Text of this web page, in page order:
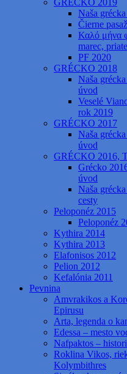
GRÉCKO 2019
Naša
Čierne
Καλό μήνα
marec,
PF 2020
GRÉCKO 2018
Naša
úvod
Veselé
rok 2019
GRÉCKO 2017
Naša
úvod
GRÉCKO 2016,
Grécko
úvod
Naša
cesty
Peloponéz 2015
Peloponéz
Kythira 2014
Kythira 2013
Elafonisos 2012
Pelion 2012
Kefalónia 2011
Pevnina
Amvrakikos a
Epirusu
Arta, legenda o
Edessa – mesto
Nafpaktos –
Roklina Vikos,
Kolymbithres